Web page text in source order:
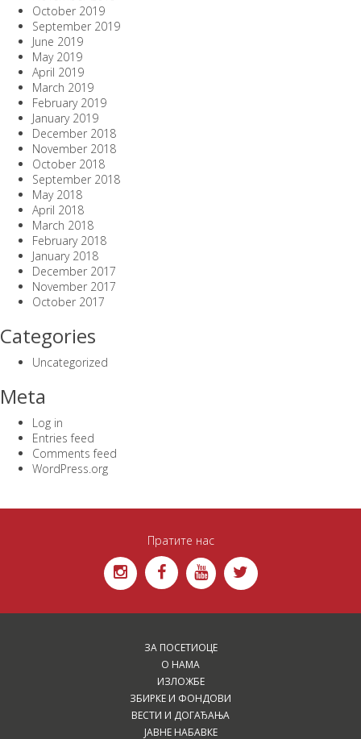
October 2019
September 2019
June 2019
May 2019
April 2019
March 2019
February 2019
January 2019
December 2018
November 2018
October 2018
September 2018
May 2018
April 2018
March 2018
February 2018
January 2018
December 2017
November 2017
October 2017
Categories
Uncategorized
Meta
Log in
Entries feed
Comments feed
WordPress.org
Пратите нас
ЗА ПОСЕТИОЦЕ
О НАМА
ИЗЛОЖБЕ
ЗБИРКЕ И ФОНДОВИ
ВЕСТИ И ДОГАЂАЊА
ЈАВНЕ НАБАВКЕ